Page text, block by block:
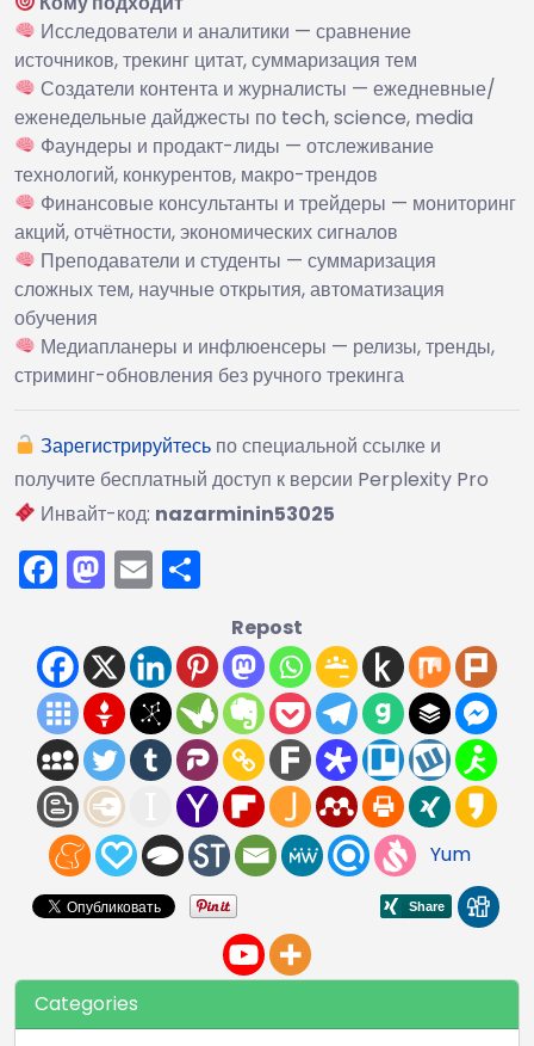
Исследователи и аналитики — сравнение
источников, трекинг цитат, суммаризация тем
Создатели контента и журналисты — ежедневные/
еженедельные дайджесты по tech, science, media
Фаундеры и продакт-лиды — отслеживание
технологий, конкурентов, макро-трендов
Финансовые консультанты и трейдеры — мониторинг
акций, отчётности, экономических сигналов
Преподаватели и студенты — суммаризация
сложных тем, научные открытия, автоматизация
обучения
Медиапланеры и инфлюенсеры — релизы, тренды,
стриминг-обновления без ручного трекинга
Зарегистрируйтесь по специальной ссылке и
получите бесплатный доступ к версии Perplexity Pro
Инвайт-код: nazarminin53025
Facebook
Mastodon
Email
Repost
Yum
Categories